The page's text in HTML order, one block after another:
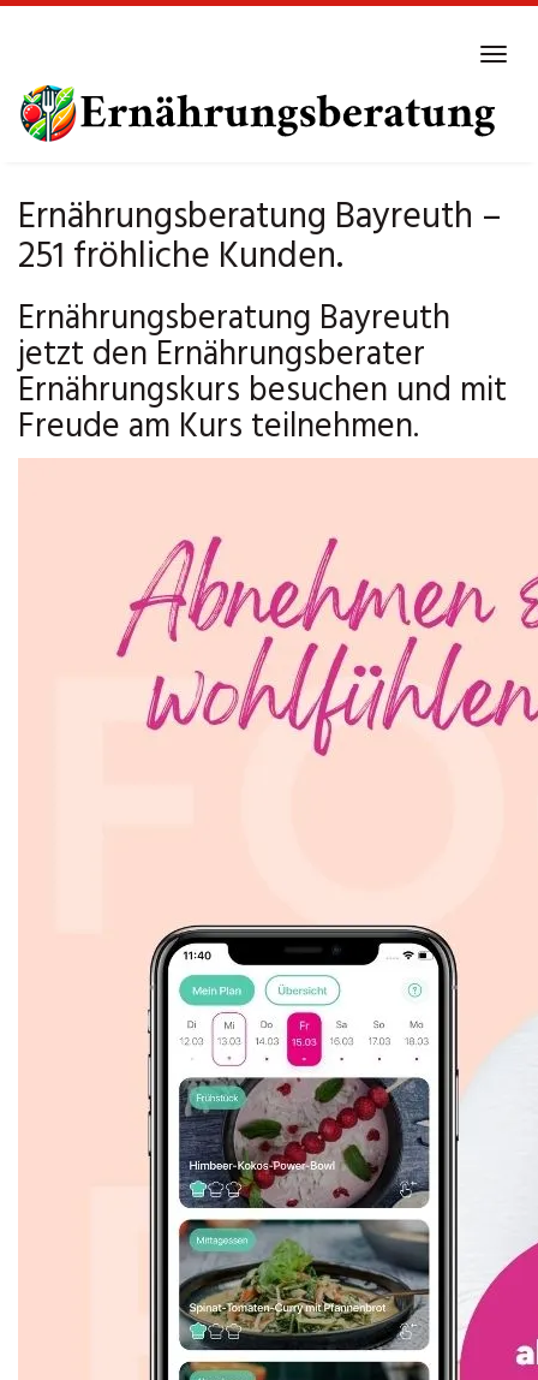
main
content
Ernährungsberatung Bayreuth –
251 fröhliche Kunden.
Ernährungsberatung Bayreuth
jetzt den Ernährungsberater
Ernährungskurs besuchen und mit
Freude am Kurs teilnehmen.